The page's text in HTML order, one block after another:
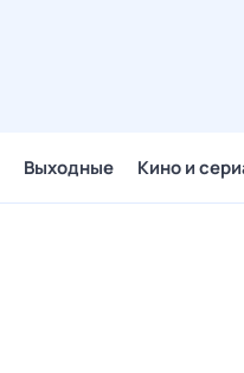
Выходные Кино и